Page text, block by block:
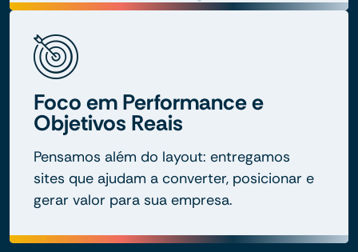
Foco em Performance e
Objetivos Reais
Pensamos além do layout: entregamos
sites que ajudam a converter, posicionar e
gerar valor para sua empresa.